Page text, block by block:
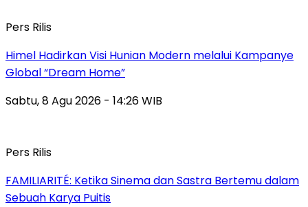
Pers Rilis
Himel Hadirkan Visi Hunian Modern melalui Kampanye
Global “Dream Home”
Sabtu, 8 Agu 2026 - 14:26 WIB
Pers Rilis
FAMILIARITÉ: Ketika Sinema dan Sastra Bertemu dalam
Sebuah Karya Puitis